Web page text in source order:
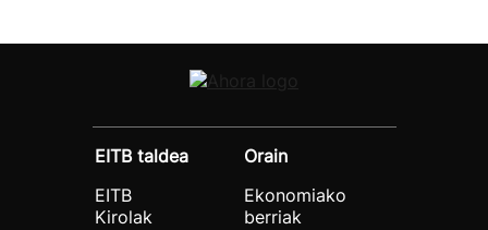
EITB taldea
EITB
Kirolak
Orain
Ekonomiako
berriak